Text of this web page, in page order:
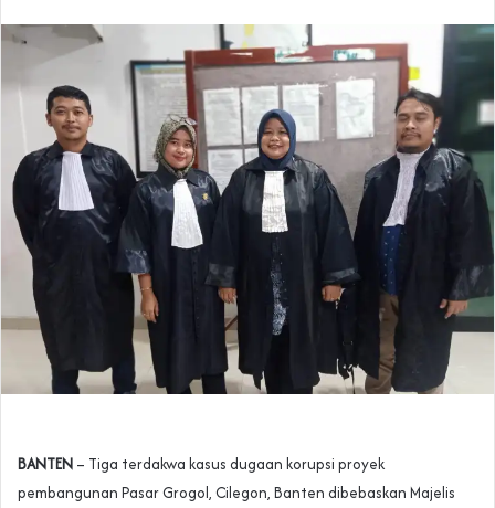
BANTEN – Tiga terdakwa kasus dugaan korupsi proyek
pembangunan Pasar Grogol, Cilegon, Banten dibebaskan Majelis